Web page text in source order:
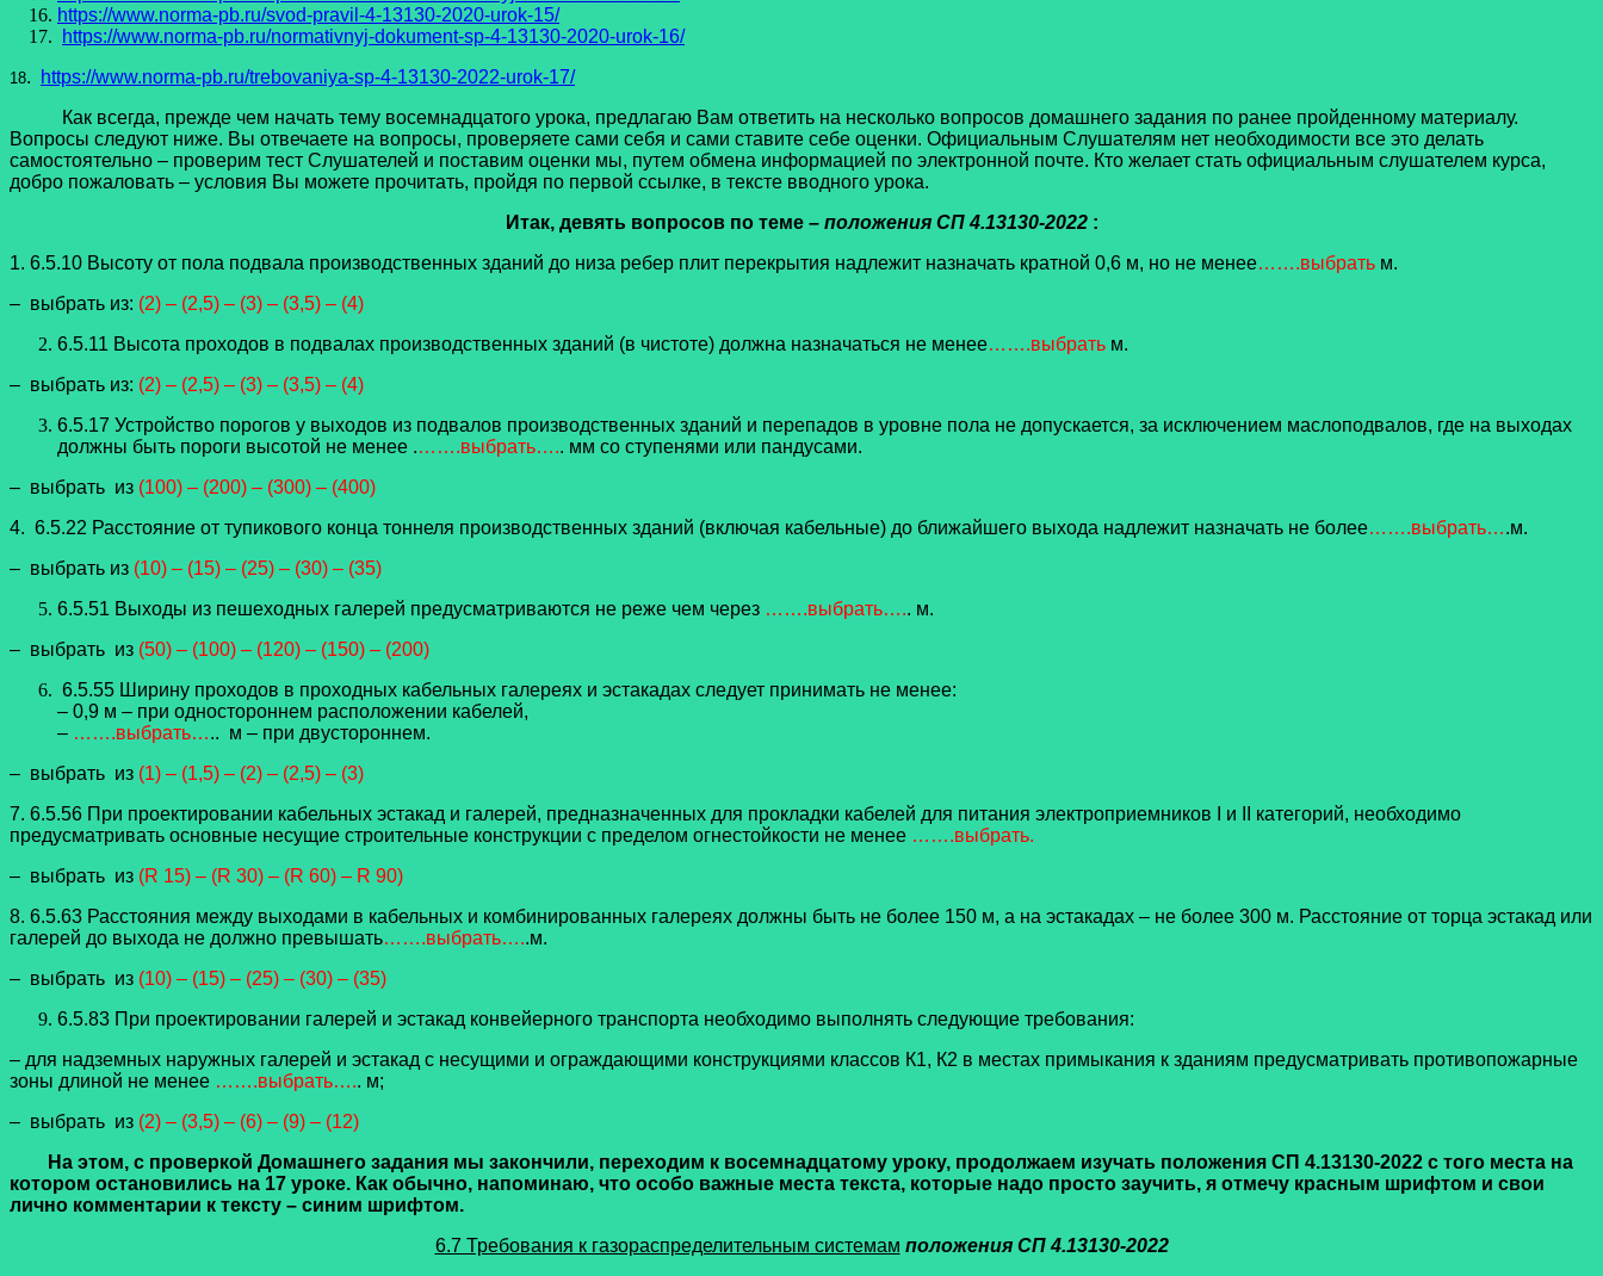
https://www.norma-pb.ru/svod-pravil-4-13130-2020-urok-15/
https://www.norma-pb.ru/normativnyj-dokument-sp-4-13130-2020-urok-16/
18.
https://www.norma-pb.ru/trebovaniya-sp-4-13130-2022-urok-17/
Как всегда, прежде чем начать тему восемнадцатого урока, предлагаю Вам ответить на несколько вопросов домашнего задания по ранее пройденному материалу.
Вопросы следуют ниже. Вы отвечаете на вопросы, проверяете сами себя и сами ставите себе оценки. Официальным Слушателям нет необходимости все это делать
самостоятельно – проверим тест Слушателей и поставим оценки мы, путем обмена информацией по электронной почте. Кто желает стать официальным слушателем курса,
добро пожаловать – условия Вы можете прочитать, пройдя по первой ссылке, в тексте вводного урока.
Итак, девять вопросов по теме – положения СП 4.13130-2022 :
1. 6.5.10 Высоту от пола подвала производственных зданий до низа ребер плит перекрытия надлежит назначать кратной 0,6 м, но не менее…….выбрать м.
– выбрать из: (2) – (2,5) – (3) – (3,5) – (4)
6.5.11 Высота проходов в подвалах производственных зданий (в чистоте) должна назначаться не менее…….выбрать м.
– выбрать из: (2) – (2,5) – (3) – (3,5) – (4)
6.5.17 Устройство порогов у выходов из подвалов производственных зданий и перепадов в уровне пола не допускается, за исключением маслоподвалов, где на выходах
должны быть пороги высотой не менее .…….выбрать….. мм со ступенями или пандусами.
– выбрать из (100) – (200) – (300) – (400)
4. 6.5.22 Расстояние от тупикового конца тоннеля производственных зданий (включая кабельные) до ближайшего выхода надлежит назначать не более…….выбрать….м.
– выбрать из (10) – (15) – (25) – (30) – (35)
6.5.51 Выходы из пешеходных галерей предусматриваются не реже чем через …….выбрать….. м.
– выбрать из (50) – (100) – (120) – (150) – (200)
6.5.55 Ширину проходов в проходных кабельных галереях и эстакадах следует принимать не менее:
– 0,9 м – при одностороннем расположении кабелей,
– …….выбрать….. м – при двустороннем.
– выбрать из (1) – (1,5) – (2) – (2,5) – (3)
7. 6.5.56 При проектировании кабельных эстакад и галерей, предназначенных для прокладки кабелей для питания электроприемников I и II категорий, необходимо
предусматривать основные несущие строительные конструкции с пределом огнестойкости не менее …….выбрать.
– выбрать из (R 15) – (R 30) – (R 60) – R 90)
8. 6.5.63 Расстояния между выходами в кабельных и комбинированных галереях должны быть не более 150 м, а на эстакадах – не более 300 м. Расстояние от торца эстакад или
галерей до выхода не должно превышать…….выбрать…..м.
– выбрать из (10) – (15) – (25) – (30) – (35)
6.5.83 При проектировании галерей и эстакад конвейерного транспорта необходимо выполнять следующие требования:
– для надземных наружных галерей и эстакад с несущими и ограждающими конструкциями классов К1, К2 в местах примыкания к зданиям предусматривать противопожарные
зоны длиной не менее …….выбрать….. м;
– выбрать из (2) – (3,5) – (6) – (9) – (12)
На этом, с проверкой Домашнего задания мы закончили, переходим к восемнадцатому уроку, продолжаем изучать положения СП 4.13130-2022 с того места на
котором остановились на 17 уроке. Как обычно, напоминаю, что особо важные места текста, которые надо просто заучить, я отмечу красным шрифтом и свои
лично комментарии к тексту – синим шрифтом.
6.7 Требования к газораспределительным системам положения СП 4.13130-2022